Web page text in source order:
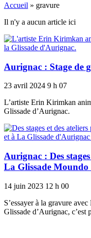
Accueil » gravure
Il n'y a aucun article ici
Aurignac : Stage de
23 avril 2024 9 h 07
L’artiste Erin Kirimkan
Glissade d’Aurignac.
Aurignac : Des
La Glissade Moundo
14 juin 2023 12 h 00
S’essayer à la gravure
Glissade d’Aurignac, c’est